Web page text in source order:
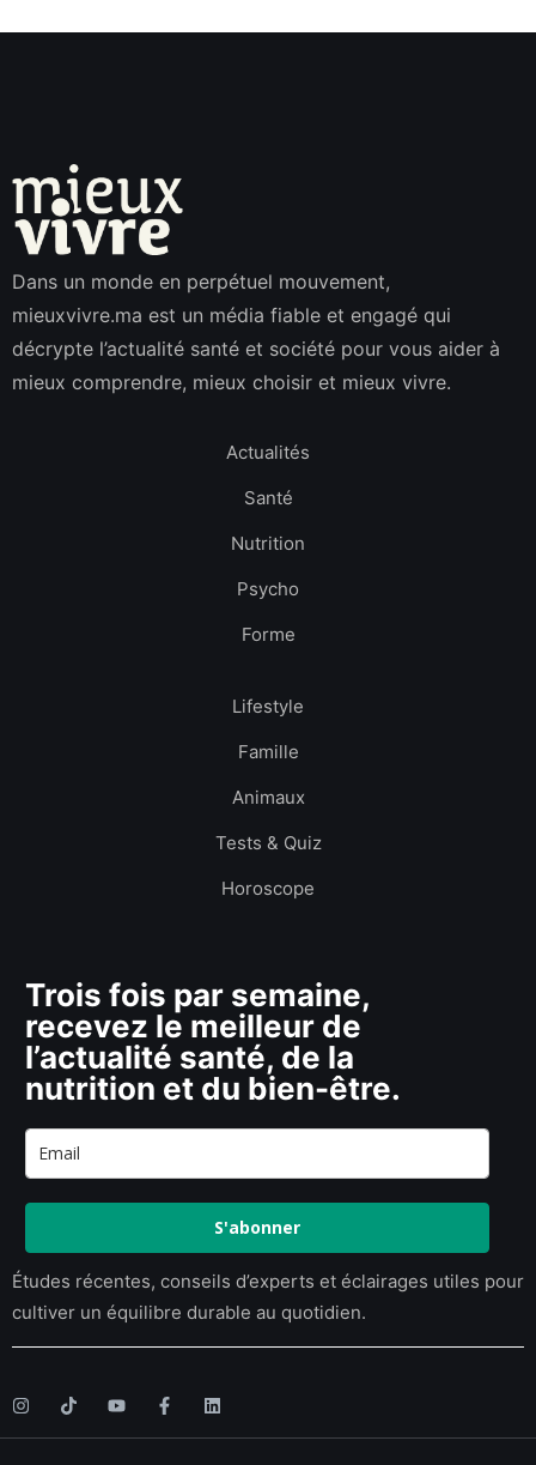
Dans un monde en perpétuel mouvement,
mieuxvivre.ma est un média fiable et engagé qui
décrypte l’actualité santé et société pour vous aider à
mieux comprendre, mieux choisir et mieux vivre.
Actualités
Santé
Nutrition
Psycho
Forme
Lifestyle
Famille
Animaux
Tests & Quiz
Horoscope
Trois fois par semaine,
recevez le meilleur de
l’actualité santé, de la
nutrition et du bien-être.
S'abonner
Études récentes, conseils d’experts et éclairages utiles pour
cultiver un équilibre durable au quotidien.